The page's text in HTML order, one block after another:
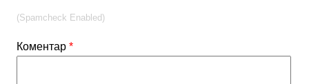
Коментар*
(Spamcheck Enabled)